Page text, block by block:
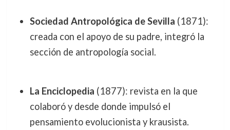
Sociedad Antropológica de Sevilla (1871):
creada con el apoyo de su padre, integró la
sección de antropología social.
La Enciclopedia (1877): revista en la que
colaboró y desde donde impulsó el
pensamiento evolucionista y krausista.